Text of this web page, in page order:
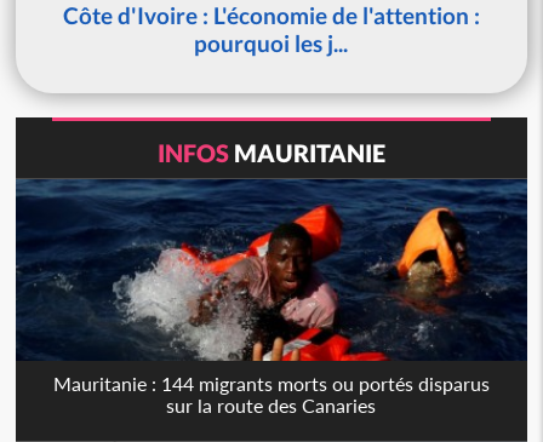
Côte d'Ivoire : L'économie de l'attention :
pourquoi les j...
INFOS MAURITANIE
Mauritanie : 144 migrants morts ou portés disparus
sur la route des Canaries